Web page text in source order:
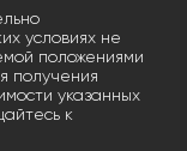
условиях не
положениями
получения
указанных
к